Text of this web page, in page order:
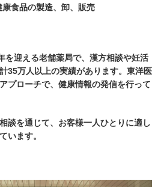
食品の製造、卸、販売
を迎える老舗薬局で、漢方相談や妊活
35万人以上の実績があります。東洋医
プローチで、健康情報の発信を行って
談を通じて、お客様一人ひとりに適し
います。